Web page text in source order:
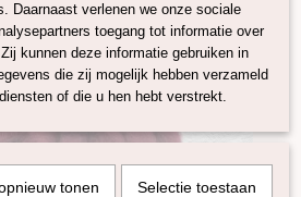
Daarnaast verlenen we onze sociale
toegang tot informatie over
kunnen deze informatie gebruiken in
die zij mogelijk hebben verzameld
of die u hen hebt verstrekt.
tonen Selectie toestaan